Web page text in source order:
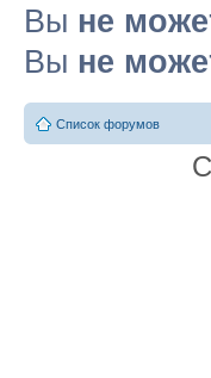
Вы не
Вы не
Список форумов